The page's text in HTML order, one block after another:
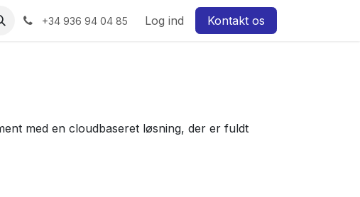
+34 936 94 04 85 Log ind Kontakt os
med en cloudbaseret løsning, der er fuldt